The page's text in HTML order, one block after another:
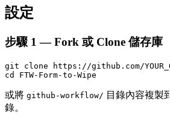
設定
步驟 1 — Fork 或 Clone 儲存庫
git clone https://github.com/
或將 github-workflow/ 目錄內容複製
錄。